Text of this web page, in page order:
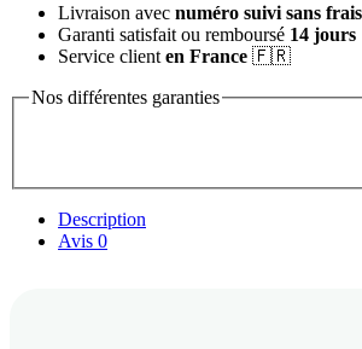
Livraison avec numéro suivi sans frais
Garanti satisfait ou remboursé 14 jours
Service client en France 🇫🇷
Nos différentes garanties
Description
Avis 0